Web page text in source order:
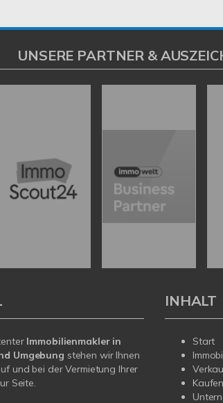
UNSERE PARTNER &
Immobilienmakler in
Umgebung stehen wir Ihnen
und bei der Vermietung Ihrer
Seite.
INHALT
Start